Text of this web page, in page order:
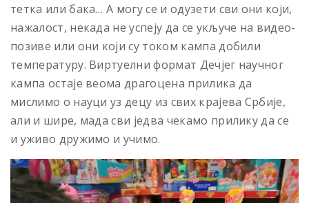
тетка или бака… А могу се и одузети сви они који,
нажалост, некада не успеју да се укључе на видео-
позиве или они који су током кампа добили
температуру. Виртуелни формат Дечјег научног
кампа остаје веома драгоцена прилика да
мислимо о науци уз децу из свих крајева Србије,
али и шире, мада сви једва чекамо прилику да се
и уживо дружимо и учимо.